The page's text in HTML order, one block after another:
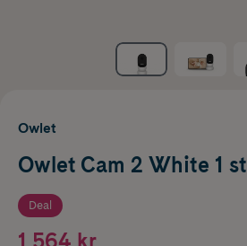
Owlet
Owlet Cam 2 White 1 st
Deal
1 564 kr